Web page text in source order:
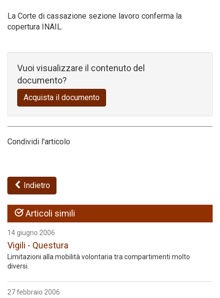
Codice della strada
La Corte di cassazione sezione lavoro conferma la
copertura INAIL.
Vuoi visualizzare il contenuto del
documento?
Acquista il documento
Condividi l'articolo
Indietro
Articoli simili
14 giugno 2006
Vigili - Questura
Limitazioni alla mobilità volontaria tra compartimenti molto
diversi.
27 febbraio 2006